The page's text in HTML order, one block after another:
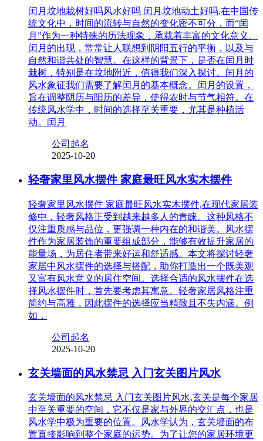
闰月坟地栽树好吗风水好吗 闰月坟地动土好吗,在中国传
统文化中，时间的流转与自然的变化密不可分，而“闰
月”作为一种特殊的历法现象，承载着丰富的文化意义。
闰月的出现，常常让人联想到阴阳五行的平衡，以及与
自然和谐共处的智慧。在这样的背景下，是否在闰月时
栽树，特别是在坟地附近，值得我们深入探讨。闰月的
风水象征我们需要了解闰月的基本概念。闰月的设置，
旨在调整阴历与阳历的差异，使得农时与节气相符。在
传统风水学中，时间的选择至关重要，尤其是种植活
动。闰月
公司起名
2025-10-20
轻奢家里风水摆件 家庭最旺风水实木摆件
轻奢家里风水摆件 家庭最旺风水实木摆件,在现代家居装
修中，轻奢风格正受到越来越多人的青睐。这种风格不
仅注重质感与品位，更强调一种内在的和谐美。风水摆
件作为家居装饰的重要组成部分，能够有效提升家居的
能量场，为居住者带来好运和舒适感。本文将探讨轻奢
家居中风水摆件的选择与搭配，助你打造出一个既美观
又富有风水意义的居住空间。选择合适的风水摆件在选
择风水摆件时，首先要考虑其寓意。轻奢家居风格注重
简约与高雅，因此摆件的选择应当精致且不失内涵。例
如，
公司起名
2025-10-20
玄关墙面的风水禁忌 入门玄关图片风水
玄关墙面的风水禁忌 入门玄关图片风水,玄关是每个家居
中至关重要的空间，它不仅是家与外界的交汇点，也是
风水学中极为重要的位置。风水学认为，玄关墙面的布
置直接影响到整个家庭的运势。为了让您的家居环境更